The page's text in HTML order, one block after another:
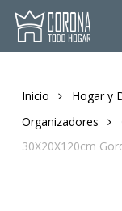
Skip
main
Inicio Hogar y
Organizadores
30X20X120cm